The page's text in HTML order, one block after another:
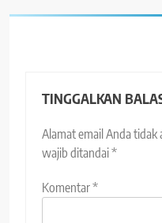
TINGGALKAN
Alamat email Anda tidak
wajib ditandai*
Komentar*